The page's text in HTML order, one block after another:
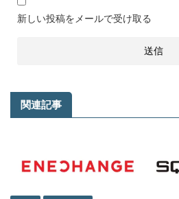
新しい投稿をメールで受け取る
関連記事